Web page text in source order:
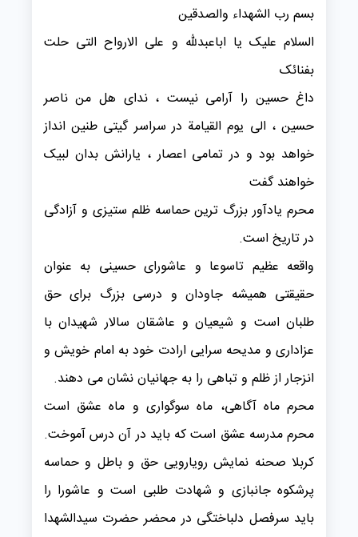
بسم رب الشهداء والصدقین
السلام علیک یا اباعبدلله و علی الارواح التی حلت
بفنائک
داغ حسین را آرامی نیست ، ندای هل من ناصر
حسین ، الی یوم القیامة در سراسر گیتی طنین انداز
خواهد بود و در تمامی اعصار ، یارانش بدان لبیک
خواهند گفت
محرم یادآور بزرگ ترین حماسه ظلم ستیزی و آزادگی
در تاریخ است.
واقعه عظیم تاسوعا و عاشورای حسینی به عنوان
حقیقتی همیشه جاودان و درسی بزرگ برای حق
طلبان است و شیعیان و عاشقان سالار شهیدان با
عزاداری و مدیحه سرایی ارادت خود به امام خویش و
انزجار از ظلم و تباهی را به جهانیان نشان می دهند.
محرم ماه آگاهی، ماه سوگواری و ماه عشق است
محرم مدرسه عشق است که باید در آن درس آموخت.
کربلا صحنه نمایش رویارویی حق و باطل و حماسه
پرشکوه جانبازی و شهادت طلبی است و عاشورا را
باید سرفصل دلباختگی در محضر حضرت سیدالشهدا